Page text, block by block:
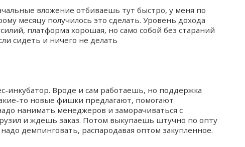
вложение отбиваешь тут быстро, у меня по
месяцу получилось это сделать. Уровень дохода
платформа хорошая, но само собой без стараний
сидеть и ничего не делать
инкубатор. Вроде и сам работаешь, но поддержка
то новые фишки предлагают, помогают
нанимать менеджеров и заморачиваться с
и ждешь заказ. Потом выкупаешь штучно по опту
демпинговать, распародавая оптом закупленное.